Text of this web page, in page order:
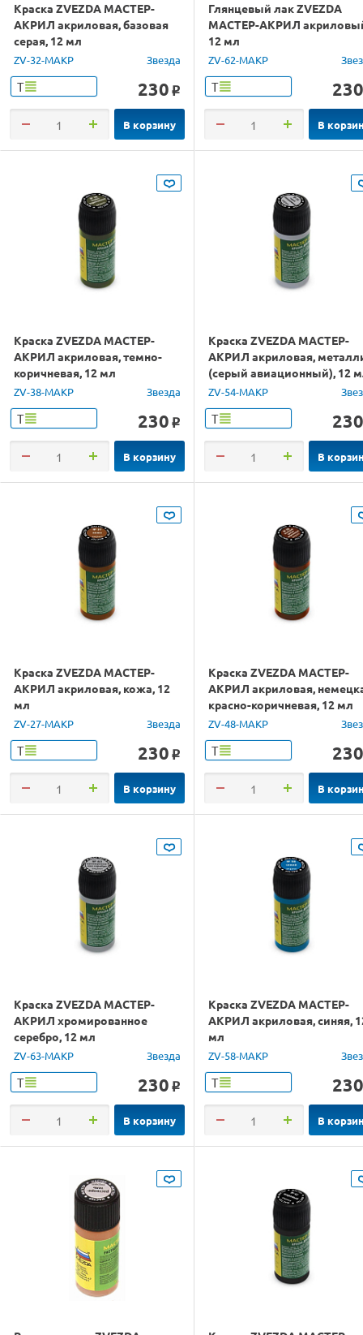
Краска ZVEZDA МАСТЕР-
АКРИЛ акриловая, базовая
серая, 12 мл
ZV-32-МАКР Звезда
Т 230 o
В корзину
Глянцевый лак ZVEZDA
МАСТЕР-АКРИЛ
12 мл
ZV-62-МАКР
Т 230
В
Краска ZVEZDA МАСТЕР-
АКРИЛ акриловая, темно-
коричневая, 12 мл
ZV-38-МАКР Звезда
Т 230 o
В корзину
Краска ZVEZDA МАСТЕР-
АКРИЛ акриловая,
(серый авиационный), 12
ZV-54-МАКР
Т 230
В
Краска ZVEZDA МАСТЕР-
АКРИЛ акриловая, кожа, 12
мл
ZV-27-МАКР Звезда
Т 230 o
В корзину
Краска ZVEZDA МАСТЕР-
АКРИЛ акриловая,
красно-коричневая, 12 мл
ZV-48-МАКР
Т 230
В
Краска ZVEZDA МАСТЕР-
АКРИЛ хромированное
серебро, 12 мл
ZV-63-МАКР Звезда
Т 230 o
В корзину
Краска ZVEZDA МАСТЕР-
АКРИЛ акриловая, синяя,
мл
ZV-58-МАКР
Т 230
В